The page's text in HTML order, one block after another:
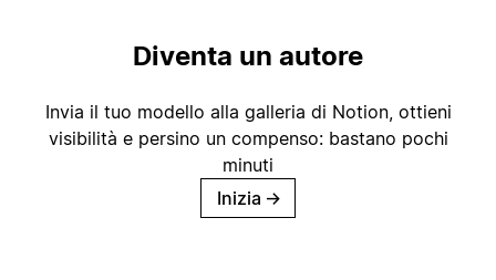
Diventa un autore
Invia il tuo modello alla galleria di Notion, ottieni
visibilità e persino un compenso: bastano pochi
minuti
Inizia →